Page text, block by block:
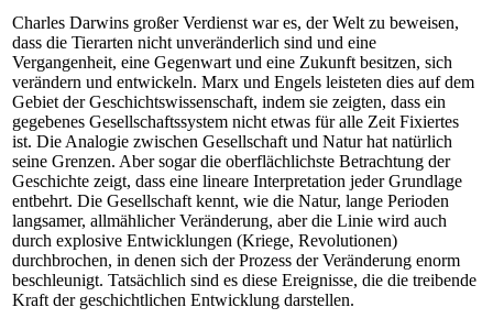
Charles Darwins großer Verdienst war es, der Welt zu beweisen,
dass die Tierarten nicht unveränderlich sind und eine
Vergangenheit, eine Gegenwart und eine Zukunft besitzen, sich
verändern und entwickeln. Marx und Engels leisteten dies auf dem
Gebiet der Geschichtswissenschaft, indem sie zeigten, dass ein
gegebenes Gesellschaftssystem nicht etwas für alle Zeit Fixiertes
ist. Die Analogie zwischen Gesellschaft und Natur hat natürlich
seine Grenzen. Aber sogar die oberflächlichste Betrachtung der
Geschichte zeigt, dass eine lineare Interpretation jeder Grundlage
entbehrt. Die Gesellschaft kennt, wie die Natur, lange Perioden
langsamer, allmählicher Veränderung, aber die Linie wird auch
durch explosive Entwicklungen (Kriege, Revolutionen)
durchbrochen, in denen sich der Prozess der Veränderung enorm
beschleunigt. Tatsächlich sind es diese Ereignisse, die die treibende
Kraft der geschichtlichen Entwicklung darstellen.